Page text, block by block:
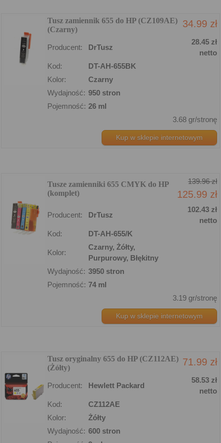
Tusz zamiennik 655 do HP (CZ109AE)
(Czarny)
34.99 zł
Producent: DrTusz
28.45 zł
netto
Kod:
DT-AH-655BK
Kolor:
Czarny
Wydajność: 950 stron
Pojemność: 26 ml
3.68 gr/stronę
Kup w sklepie internetowym
Tusze zamienniki 655 CMYK do HP
(komplet)
139.96 zł
125.99 zł
Producent: DrTusz
102.43 zł
netto
Kod:
DT-AH-655/K
Kolor:
Czarny, Żółty,
Purpurowy, Błękitny
Wydajność: 3950 stron
Pojemność: 74 ml
3.19 gr/stronę
Kup w sklepie internetowym
Tusz oryginalny 655 do HP (CZ112AE)
(Żółty)
71.99 zł
Producent: Hewlett Packard
58.53 zł
netto
Kod:
CZ112AE
Kolor:
Żółty
Wydajność: 600 stron